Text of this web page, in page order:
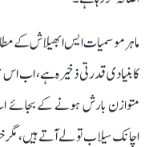
ماہر موسمیات ایس ابھیلاش کے
کا بنیادی قدرتی ذخیرہ ہے، اب
متوازن بارش ہونے کے بجائے
اچانک سیلاب تو لے آتے ہیں، مگر